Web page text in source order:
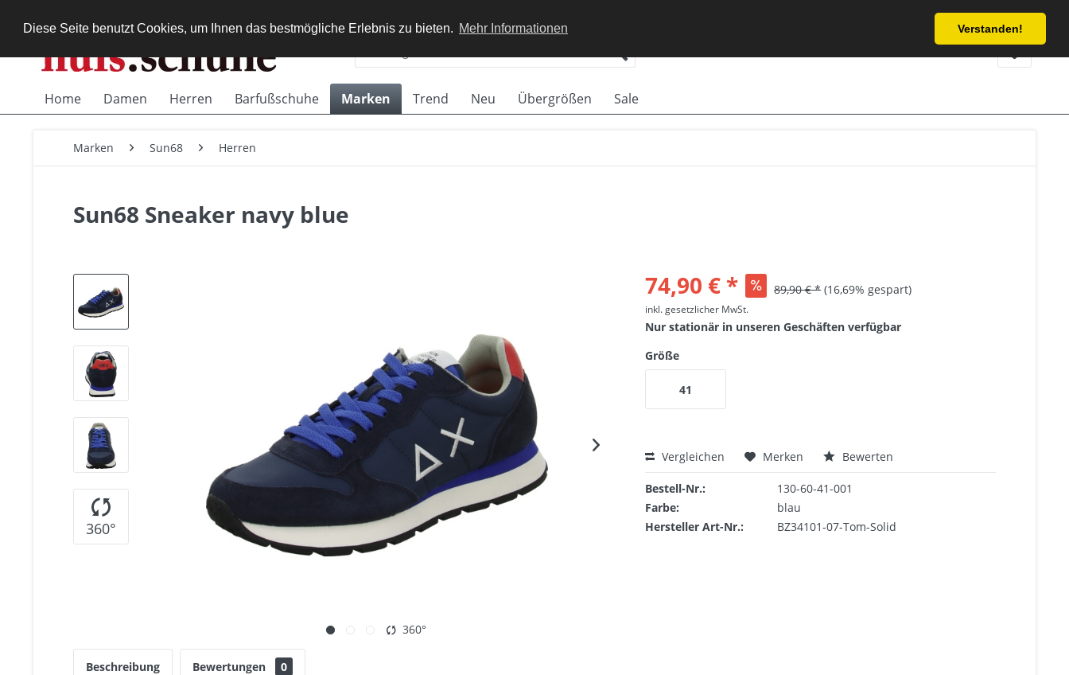
Diese Seite benutzt Cookies, um Ihnen das bestmögliche Erlebnis zu bieten. Mehr Informationen Verstanden!
Service/Hilfe
Home Damen Herren Barfußschuhe Marken Trend Neu Übergrößen Sale
Marken Sun68 Herren
Sun68 Sneaker navy blue
360°
360°
74,90 € * 89,90 € * (16,69% gespart)
inkl. gesetzlicher MwSt.
Nur stationär in unseren Geschäften verfügbar
Größe
41
Vergleichen Merken Bewerten
Bestell-Nr.:
130-60-41-001
Farbe:
blau
Hersteller Art-Nr.:
BZ34101-07-Tom-Solid
Beschreibung Bewertungen 0